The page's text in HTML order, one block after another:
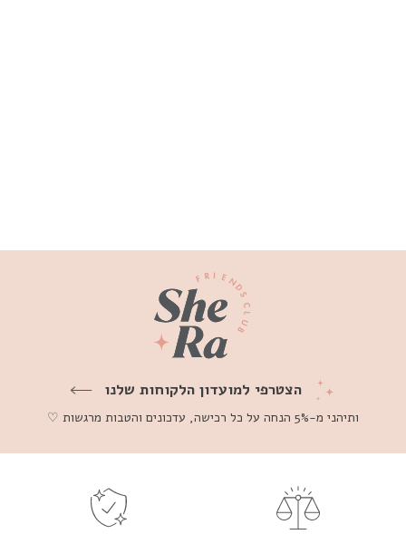
הצטרפי למועדון הלקוחות שלנו
ותיהני מ-5% הנחה על כל רכישה, עדכונים והטבות מרגשות ♡